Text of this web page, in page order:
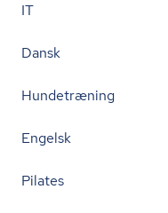
IT
Dansk
Hundetræning
Engelsk
Pilates